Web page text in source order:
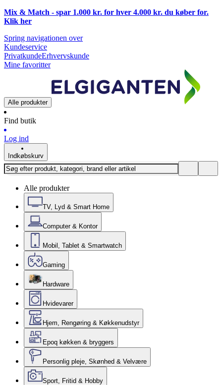
Mix & Match - spar 1.000 kr. for hver 4.000 kr. du køber for.
Klik her
Spring navigationen over
Kundeservice
PrivatkundeErhvervskunde
Mine favoritter
Alle produkter
Find butik
Log ind
Indkøbskurv
Alle produkter
TV, Lyd & Smart Home
Computer & Kontor
Mobil, Tablet & Smartwatch
Gaming
Hardware
Hvidevarer
Hjem, Rengøring & Køkkenudstyr
Epoq køkken & bryggers
Personlig pleje, Skønhed & Velvære
Sport, Fritid & Hobby